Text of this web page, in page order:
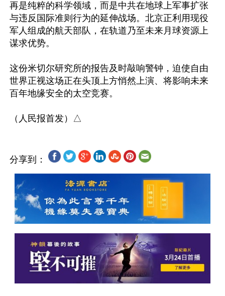
再是纯粹的科学领域，而是中共在地球上军事扩张
与违反国际准则行为的延伸战场。北京正利用现役
军人组成的航天部队，在轨道乃至未来月球资源上
谋求优势。
这份米切尔研究所的报告及时敲响警钟，迫使自由
世界正视这场正在头顶上方悄然上演、将影响未来
百年地缘安全的太空竞赛。
分享到：